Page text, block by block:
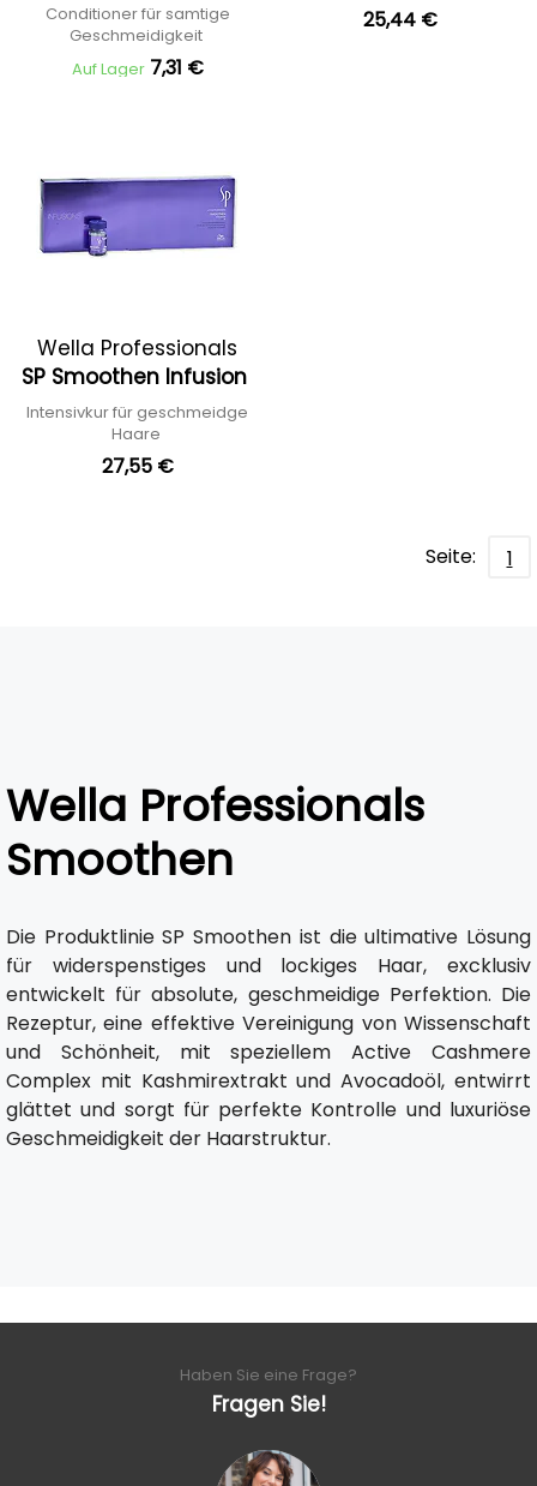
Conditioner für samtige
Geschmeidigkeit
Auf Lager 7,31 €
25,44 €
Wella Professionals
SP Smoothen Infusion
Intensivkur für geschmeidge
Haare
27,55 €
Seite: 1
Wella Professionals
Smoothen
Die Produktlinie SP Smoothen ist die ultimative Lösung
für widerspenstiges und lockiges Haar, excklusiv
entwickelt für absolute, geschmeidige Perfektion. Die
Rezeptur, eine effektive Vereinigung von Wissenschaft
und Schönheit, mit speziellem Active Cashmere
Complex mit Kashmirextrakt und Avocadoöl, entwirrt
glättet und sorgt für perfekte Kontrolle und luxuriöse
Geschmeidigkeit der Haarstruktur.
Haben Sie eine Frage?
Fragen Sie!